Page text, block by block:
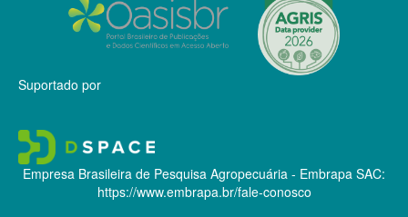
Suportado por
Empresa Brasileira de Pesquisa Agropecuária - Embrapa SAC:
https://www.embrapa.br/fale-conosco